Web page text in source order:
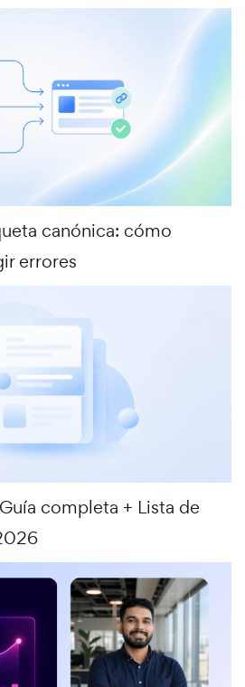
canónica: cómo
errores
completa + Lista de